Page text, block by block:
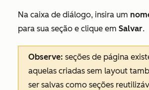
Na caixa de diálogo, insira um
para sua seção e clique em Salvar.
Observe: seções de página
aquelas criadas sem layout
ser salvas como seções